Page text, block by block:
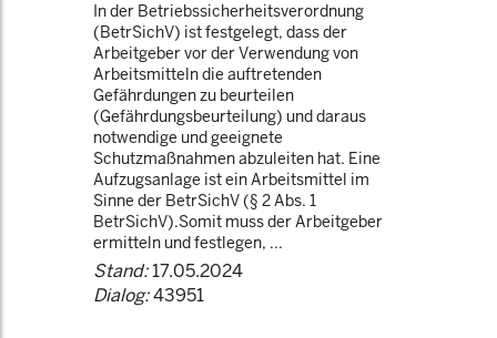
In der Betriebssicherheitsverordnung
(BetrSichV) ist festgelegt, dass der
Arbeitgeber vor der Verwendung von
Arbeitsmitteln die auftretenden
Gefährdungen zu beurteilen
(Gefährdungsbeurteilung) und daraus
notwendige und geeignete
Schutzmaßnahmen abzuleiten hat. Eine
Aufzugsanlage ist ein Arbeitsmittel im
Sinne der BetrSichV (§ 2 Abs. 1
BetrSichV).Somit muss der Arbeitgeber
ermitteln und festlegen, ...
Stand:17.05.2024
Dialog:43951